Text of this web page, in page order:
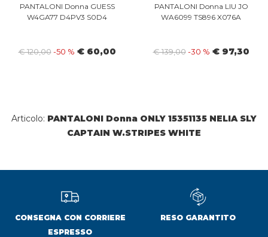
PANTALONI Donna GUESS
W4GA77 D4PV3 S0D4
€ 120,00-50 % € 60,00
PANTALONI Donna LIU JO
WA6099 TS896 X076A
€ 139,00-30 % € 97,30
Articolo: PANTALONI Donna ONLY 15351135 NELIA SLY
CAPTAIN W.STRIPES WHITE
CONSEGNA CON CORRIERE
ESPRESSO
RESO GARANTITO